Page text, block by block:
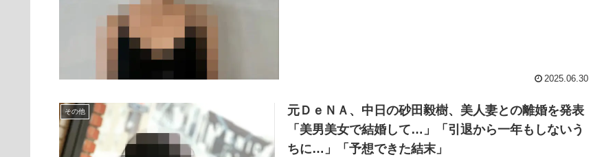
2025.06.30
その他
元ＤｅＮＡ、中日の砂田毅樹、美人妻との離婚を発表
「美男美女で結婚して…」「引退から一年もしないう
ちに…」「予想できた結末」